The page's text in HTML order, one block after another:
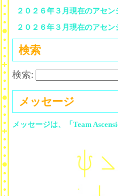
２０２６年３月現在のアセ
２０２６年３月現在のアセ
検索
検索:
メッセージ
メッセージは、「Team